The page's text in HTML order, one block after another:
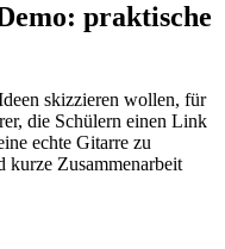
praktische
skizzieren wollen, für
die Schülern einen Link
echte Gitarre zu
kurze Zusammenarbeit